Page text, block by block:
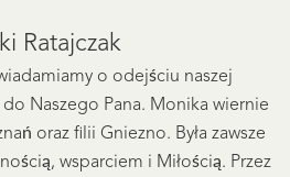
Ratajczak
o odejściu naszej
Naszego Pana. Monika wiernie
oraz filii Gniezno. Była zawsze
wsparciem i Miłością. Przez